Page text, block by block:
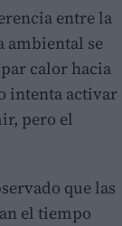
entre la
ambiental se
calor hacia
intenta activar
pero el
que las
el tiempo